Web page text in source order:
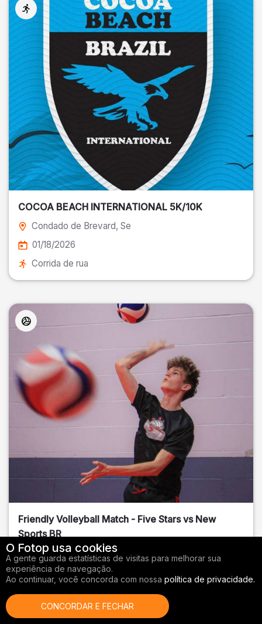
COCOA BEACH INTERNATIONAL 5K/10K
Condado de Brevard, Se
01/18/2026
Corrida de rua
Friendly Volleyball Match - Five Stars vs New
Sports BR
Orange County, FL
01/14/2026
O Fotop usa cookies
A gente guarda estatísticas de visitas para melhorar sua
experiência de navegação.
Ao continuar, você concorda com nossa política de privacidade.
CONCORDAR E FECHAR